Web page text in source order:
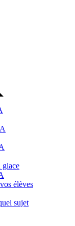
glace
élèves
sujet